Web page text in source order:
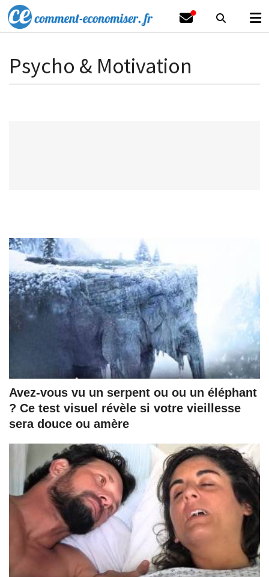
Psycho & Motivation
Avez-vous vu un serpent ou ou un éléphant
? Ce test visuel révèle si votre vieillesse
sera douce ou amère